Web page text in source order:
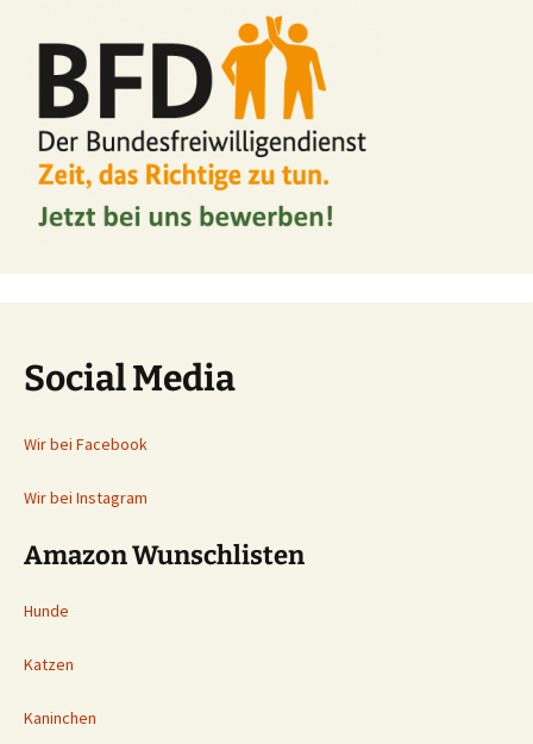
Social Media
Wir bei Facebook
Wir bei Instagram
Amazon Wunschlisten
Hunde
Katzen
Kaninchen